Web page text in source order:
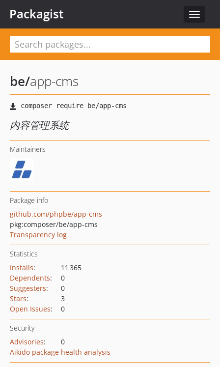
Toggle
Packagist
be/app-cms
内容管理系统
Maintainers
Package info
github.com/phpbe/app-cms
pkg:composer/be/app-cms
Transparency log
Statistics
Installs:
11 365
Dependents:
0
Suggesters:
0
Stars:
3
Open Issues: 0
Security
Advisories:
0
Aikido package health analysis